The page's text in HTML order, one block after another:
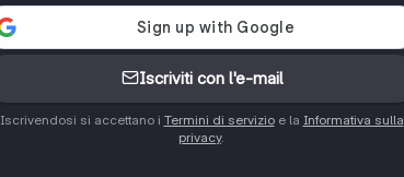
Iscriviti con l'e-mail
Iscrivendosi si accettano i Termini di servizioe la Informativa sulla
privacy.